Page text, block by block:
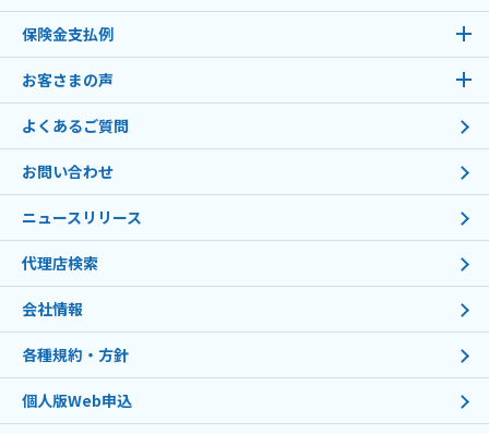
保険金支払例
お客さまの声
よくあるご質問
お問い合わせ
ニュースリリース
代理店検索
会社情報
各種規約・方針
個人版Web申込